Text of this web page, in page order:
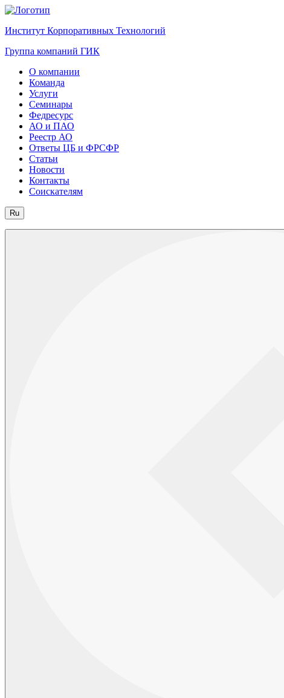
Институт Корпоративных Технологий
Группа компаний ГИК
О компании
Команда
Услуги
Семинары
Федресурс
АО и ПАО
Реестр АО
Ответы ЦБ и ФРСФР
Статьи
Новости
Контакты
Соискателям
Ru